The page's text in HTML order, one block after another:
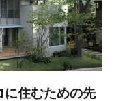
住むための先